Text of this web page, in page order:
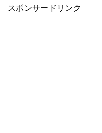
スポンサードリンク